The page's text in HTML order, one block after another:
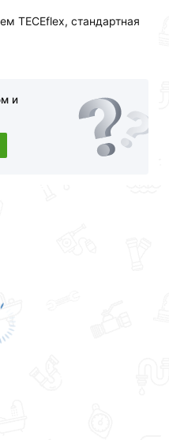
TECEflex, стандартная
и